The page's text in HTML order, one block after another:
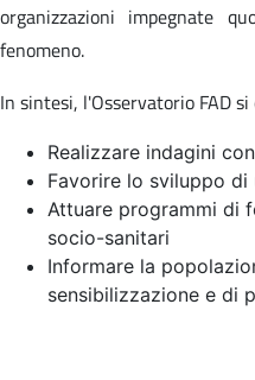
organizzazioni impegnate
fenomeno.
In sintesi, l'Osservatorio FAD
Realizzare indagini
Favorire lo sviluppo di
Attuare programmi di
socio-sanitari
Informare la
sensibilizzazione e di